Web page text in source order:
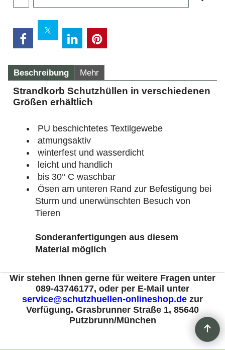
Beschreibung Mehr
Strandkorb Schutzhüllen in verschiedenen
Größen erhältlich
PU beschichtetes Textilgewebe
atmungsaktiv
winterfest und wasserdicht
leicht und handlich
bis 30° C waschbar
Ösen am unteren Rand zur Befestigung bei
Sturm und unerwünschten Besuch von
Tieren
Sonderanfertigungen aus diesem
Material möglich
Wir stehen Ihnen gerne für weitere Fragen unter
089-43746177, oder per E-Mail unter
service@schutzhuellen-onlineshop.de zur
Verfügung. Grasbrunner Straße 1, 85640
Putzbrunn/München